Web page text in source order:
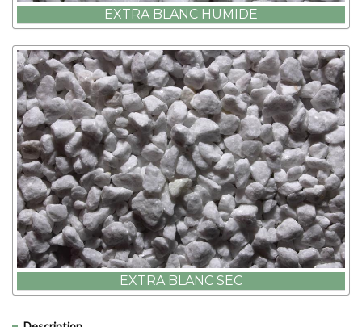
EXTRA BLANC HUMIDE
EXTRA BLANC SEC